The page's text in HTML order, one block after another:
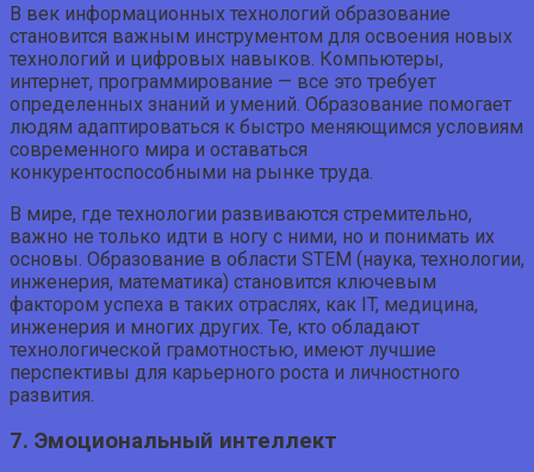
В век информационных технологий образование
становится важным инструментом для освоения новых
технологий и цифровых навыков. Компьютеры,
интернет, программирование — все это требует
определенных знаний и умений. Образование помогает
людям адаптироваться к быстро меняющимся условиям
современного мира и оставаться
конкурентоспособными на рынке труда.
В мире, где технологии развиваются стремительно,
важно не только идти в ногу с ними, но и понимать их
основы. Образование в области STEM (наука, технологии,
инженерия, математика) становится ключевым
фактором успеха в таких отраслях, как IT, медицина,
инженерия и многих других. Те, кто обладают
технологической грамотностью, имеют лучшие
перспективы для карьерного роста и личностного
развития.
7. Эмоциональный интеллект